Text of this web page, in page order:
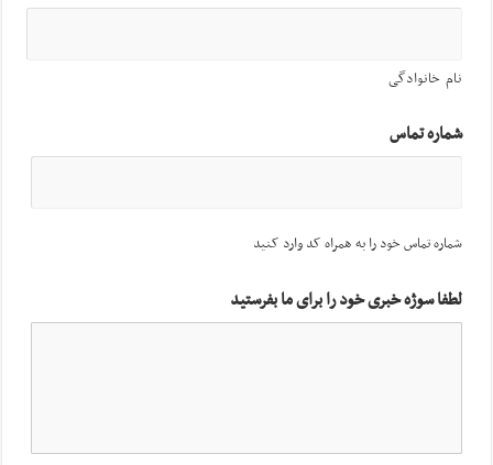
نام خانوادگی
شماره تماس
شماره تماس خود را به همراه کد وارد کنید
لطفا سوژه خبری خود را برای ما بفرستید